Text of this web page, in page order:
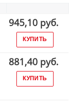
945,10 руб.
КУПИТЬ
881,40 руб.
КУПИТЬ